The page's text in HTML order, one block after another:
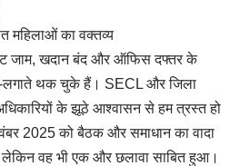
महिलाओं का वक्तव्य
जाम, खदान बंद और ऑफिस दफ्तर के
लगाते थक चुके हैं। SECL और जिला
के झूठे आश्वासन से हम त्रस्त हो
2025 को बैठक और समाधान का वादा
लेकिन वह भी एक और छलावा साबित हुआ।